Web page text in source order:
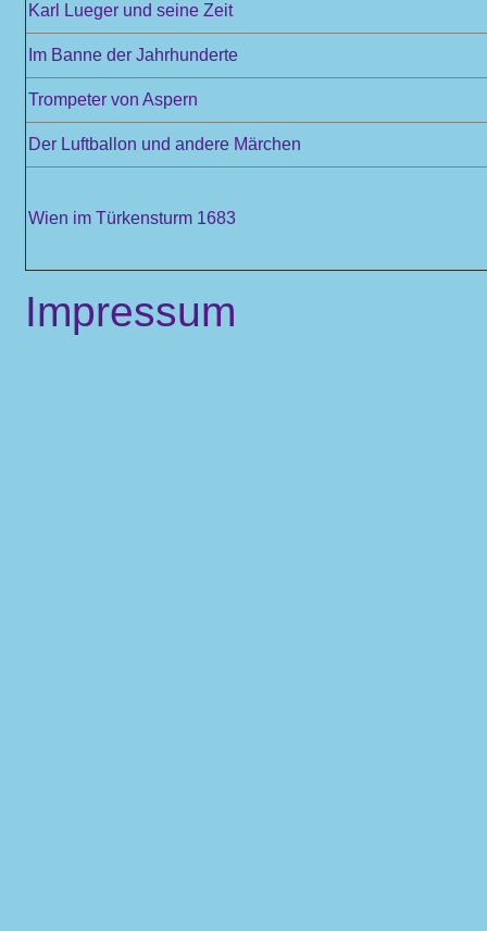
Karl Lueger und seine Zeit
Im Banne der Jahrhunderte
Trompeter von Aspern
Der Luftballon und andere Märchen
Wien im Türkensturm 1683
Impressum